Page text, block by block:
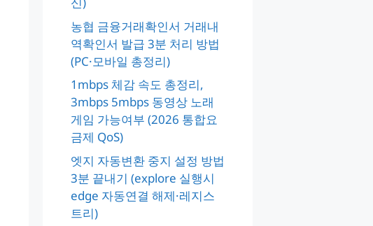
농협 금융거래확인서 거래내
역확인서 발급 3분 처리 방법
(PC·모바일 총정리)
1mbps 체감 속도 총정리,
3mbps 5mbps 동영상 노래
게임 가능여부 (2026 통합요
금제 QoS)
엣지 자동변환 중지 설정 방법
3분 끝내기 (explore 실행시
edge 자동연결 해제·레지스
트리)